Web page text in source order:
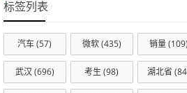
标签列表
汽车(57) 微软(435) 销量(109)
武汉 (696) 考生 (98) 湖北省